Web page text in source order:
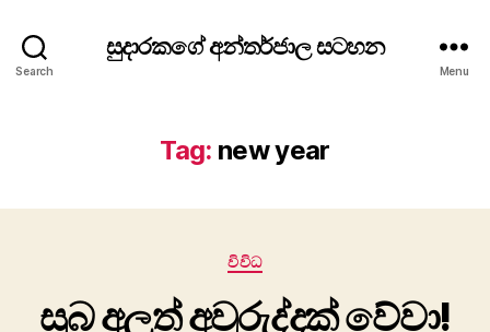
Search
සුදාරකගේ අන්තර්ජාල සටහන
Menu
Tag: new year
Categories
විවිධ
සුබ අලුත් අවුරුද්දක් වේවා!